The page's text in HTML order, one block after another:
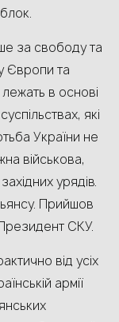
за свободу та
Європи та
лежать в основі
які
України не
військова,
урядів.
Прийшов
СКУ.
від усіх
армії